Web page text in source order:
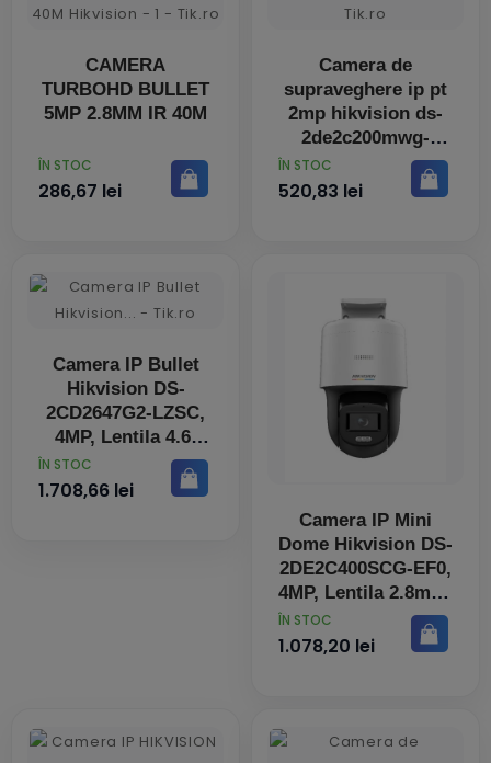
CAMERA
TURBOHD BULLET
5MP 2.8MM IR 40M
PRET
ÎN STOC
286,67 lei
Camera de
supraveghere ip pt
2mp hikvision ds-
2de2c200mwg-
e(4mm) lentila fixa:
PRET
ÎN STOC
520,83 lei
Camera IP Bullet
Hikvision DS-
2CD2647G2-LZSC,
4MP, Lentila 4.6-
9mm, IR 60m
PRET
ÎN STOC
1.708,66 lei
Camera IP Mini
Dome Hikvision DS-
2DE2C400SCG-EF0,
4MP, Lentila 2.8mm,
PRET
ÎN STOC
1.078,20 lei